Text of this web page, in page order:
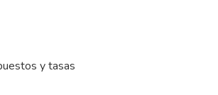
y tasas